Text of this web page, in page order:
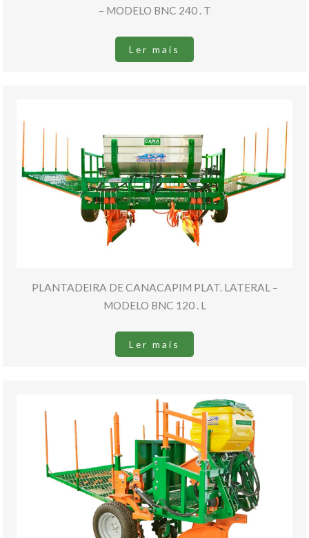
– MODELO BNC 240 . T
Ler mais
PLANTADEIRA DE CANACAPIM PLAT. LATERAL –
MODELO BNC 120 . L
Ler mais